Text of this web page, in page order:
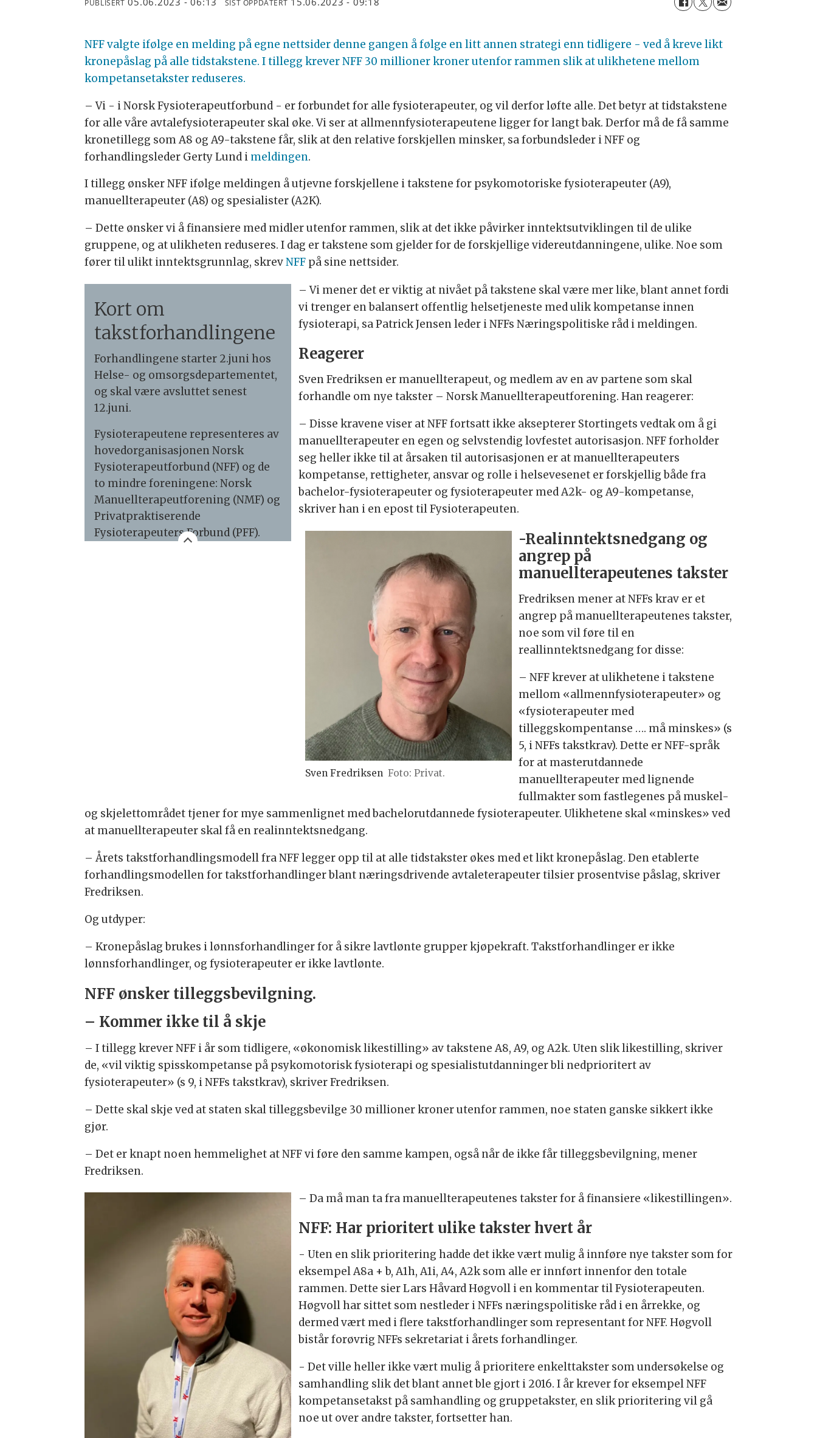
PUBLISERT SIST OPPDATERT
NFF valgte ifølge en melding på egne nettsider denne gangen å følge en litt annen strategi enn tidligere - ved å kreve likt
kronepåslag på alle tidstakstene. I tillegg krever NFF 30 millioner kroner utenfor rammen slik at ulikhetene mellom
kompetansetakster reduseres.
– Vi - i Norsk Fysioterapeutforbund - er forbundet for alle fysioterapeuter, og vil derfor løfte alle. Det betyr at tidstakstene
for alle våre avtalefysioterapeuter skal øke. Vi ser at allmennfysioterapeutene ligger for langt bak. Derfor må de få samme
kronetillegg som A8 og A9-takstene får, slik at den relative forskjellen minsker, sa forbundsleder i NFF og
forhandlingsleder Gerty Lund i meldingen.
I tillegg ønsker NFF ifølge meldingen å utjevne forskjellene i takstene for psykomotoriske fysioterapeuter (A9),
manuellterapeuter (A8) og spesialister (A2K).
– Dette ønsker vi å finansiere med midler utenfor rammen, slik at det ikke påvirker inntektsutviklingen til de ulike
gruppene, og at ulikheten reduseres. I dag er takstene som gjelder for de forskjellige videreutdanningene, ulike. Noe som
fører til ulikt inntektsgrunnlag, skrevNFF på sine nettsider.
Kort om
takstforhandlingene
Forhandlingene starter 2.juni hos
Helse- og omsorgsdepartementet,
og skal være avsluttet senest
12.juni.
Fysioterapeutene representeres av
hovedorganisasjonen Norsk
Fysioterapeutforbund (NFF) og de
to mindre foreningene: Norsk
Manuellterapeutforening (NMF) og
Privatpraktiserende
Fysioterapeuters Forbund (PFF).
– Vi mener det er viktig at nivået på takstene skal være mer like, blant annet fordi
vi trenger en balansert offentlig helsetjeneste med ulik kompetanse innen
fysioterapi, sa Patrick Jensen leder i NFFs Næringspolitiske råd i meldingen.
Reagerer
Sven Fredriksen er manuellterapeut, og medlem av en av partene som skal
forhandle om nye takster – Norsk Manuellterapeutforening. Han reagerer:
– Disse kravene viser at NFF fortsatt ikke aksepterer Stortingets vedtak om å gi
manuellterapeuter en egen og selvstendig lovfestet autorisasjon. NFF forholder
seg heller ikke til at årsaken til autorisasjonen er at manuellterapeuters
kompetanse, rettigheter, ansvar og rolle i helsevesenet er forskjellig både fra
bachelor-fysioterapeuter og fysioterapeuter med A2k- og A9-kompetanse,
skriver han i en epost til Fysioterapeuten.
Sven Fredriksen Foto: Privat.
-Realinntektsnedgang og
angrep på
manuellterapeutenes takster
Fredriksen mener at NFFs krav er et
angrep på manuellterapeutenes takster,
noe som vil føre til en
reallinntektsnedgang for disse:
– NFF krever at ulikhetene i takstene
mellom «allmennfysioterapeuter» og
«fysioterapeuter med
tilleggskompentanse …. må minskes» (s
5, i NFFs takstkrav). Dette er NFF-språk
for at masterutdannede
manuellterapeuter med lignende
fullmakter som fastlegenes på muskel-
og skjelettområdet tjener for mye sammenlignet med bachelorutdannede fysioterapeuter. Ulikhetene skal «minskes» ved
at manuellterapeuter skal få en realinntektsnedgang.
– Årets takstforhandlingsmodell fra NFF legger opp til at alle tidstakster økes med et likt kronepåslag. Den etablerte
forhandlingsmodellen for takstforhandlinger blant næringsdrivende avtaleterapeuter tilsier prosentvise påslag, skriver
Fredriksen.
Og utdyper:
– Kronepåslag brukes i lønnsforhandlinger for å sikre lavtlønte grupper kjøpekraft. Takstforhandlinger er ikke
lønnsforhandlinger, og fysioterapeuter er ikke lavtlønte.
NFF ønsker tilleggsbevilgning.
– Kommer ikke til å skje
– I tillegg krever NFF i år som tidligere, «økonomisk likestilling» av takstene A8, A9, og A2k. Uten slik likestilling, skriver
de, «vil viktig spisskompetanse på psykomotorisk fysioterapi og spesialistutdanninger bli nedprioritert av
fysioterapeuter» (s 9, i NFFs takstkrav), skriver Fredriksen.
– Dette skal skje ved at staten skal tilleggsbevilge 30 millioner kroner utenfor rammen, noe staten ganske sikkert ikke
gjør.
– Det er knapt noen hemmelighet at NFF vi føre den samme kampen, også når de ikke får tilleggsbevilgning, mener
Fredriksen.
– Da må man ta fra manuellterapeutenes takster for å finansiere «likestillingen».
NFF: Har prioritert ulike takster hvert år
- Uten en slik prioritering hadde det ikke vært mulig å innføre nye takster som for
eksempel A8a + b, A1h, A1i, A4, A2k som alle er innført innenfor den totale
rammen. Dette sier Lars Håvard Høgvoll i en kommentar til Fysioterapeuten.
Høgvoll har sittet som nestleder i NFFs næringspolitiske råd i en årrekke, og
dermed vært med i flere takstforhandlinger som representant for NFF. Høgvoll
bistår forøvrig NFFs sekretariat i årets forhandlinger.
- Det ville heller ikke vært mulig å prioritere enkelttakster som undersøkelse og
samhandling slik det blant annet ble gjort i 2016. I år krever for eksempel NFF
kompetansetakst på samhandling og gruppetakster, en slik prioritering vil gå
noe ut over andre takster, fortsetter han.